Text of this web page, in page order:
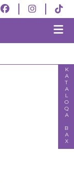
KATALOQA BAX